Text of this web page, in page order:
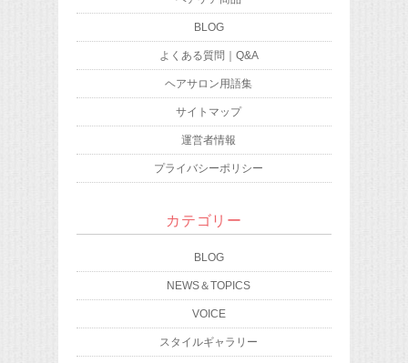
BLOG
よくある質問｜Q&A
ヘアサロン用語集
サイトマップ
運営者情報
プライバシーポリシー
カテゴリー
BLOG
NEWS＆TOPICS
VOICE
スタイルギャラリー